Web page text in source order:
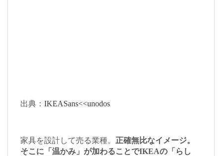
出典： IKEASans<<unodos
家具を設計して売る業種。 正確無比なイメージ。
そこに「温かみ」が加わることでIKEAの「らし